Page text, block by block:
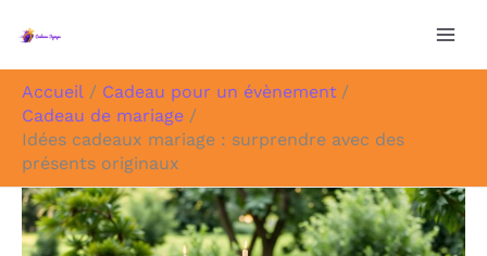
Accueil
Cadeau pour un évènement
Cadeau de mariage
Idées cadeaux mariage : surprendre avec des
présents originaux